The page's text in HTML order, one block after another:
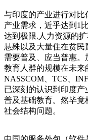
与印度的产业进行对
产业需求，近乎达到1
达到极限.人力资源的
悬殊以及大量住在贫民
需要普及、应当普惠
教育人群的规模在未
NASSCOM、TCS、
已深刻的认识到印度产
普及基础教育。然毕
社会结构问题。